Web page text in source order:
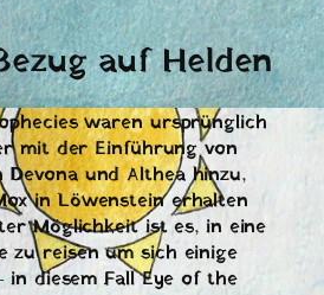
auf Helden
waren ursprünglich
mit der Einführung von
Devona und Althea hinzu,
in Löwenstein erhalten
Möglichkeit ist es, in eine
zu reisen um sich einige
in diesem Fall Eye of the